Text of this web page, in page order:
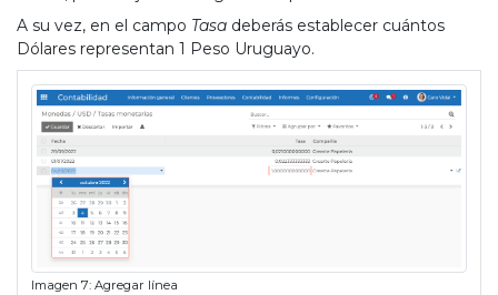
A su vez, en el campo Tasa deberás establecer cuántos
Dólares representan 1 Peso Uruguayo.
Imagen 7: Agregar línea